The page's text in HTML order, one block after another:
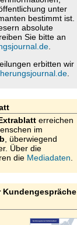
unter
bestimmt ist.
absolute
Sie bitte an
.
erbitten wir
.
erreichen
im
, überwiegend
Über die
die Mediadaten